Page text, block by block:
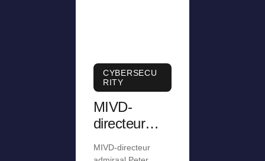
CYBERSECU
RITY
MIVD-
directeur
jarenlang te
MIVD-directeur